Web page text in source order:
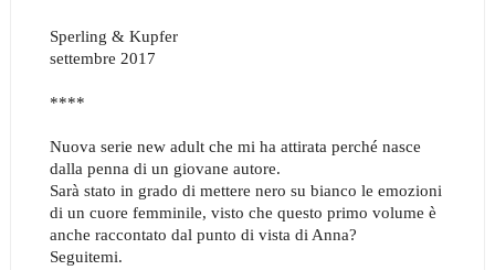
Sperling & Kupfer
settembre 2017
****
Nuova serie new adult che mi ha attirata perché nasce
dalla penna di un giovane autore.
Sarà stato in grado di mettere nero su bianco le emozioni
di un cuore femminile, visto che questo primo volume è
anche raccontato dal punto di vista di Anna?
Seguitemi.